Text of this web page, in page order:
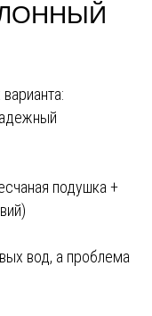
подушка +
вод, а проблема